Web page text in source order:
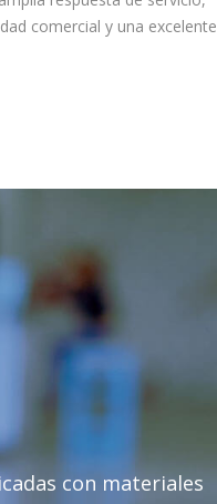
comercial y una excelente
con materiales